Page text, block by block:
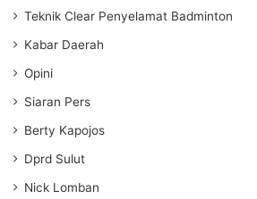
Teknik Clear Penyelamat Badminton
Kabar Daerah
Opini
Siaran Pers
Berty Kapojos
Dprd Sulut
Nick Lomban